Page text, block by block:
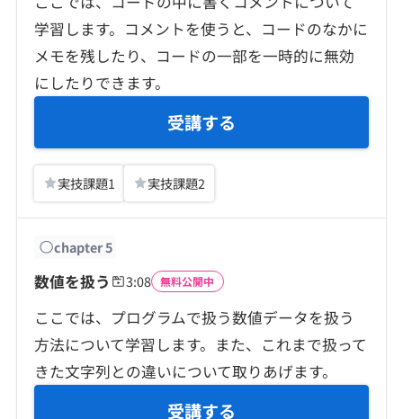
学習します。コメントを使うと、コードのなかに
メモを残したり、コードの一部を一時的に無効
にしたりできます。
受講する
実技課題1 実技課題2
chapter5
数値を扱う 3:08 無料公開中
ここでは、プログラムで扱う数値データを扱う
方法について学習します。また、これまで扱って
きた文字列との違いについて取りあげます。
受講する